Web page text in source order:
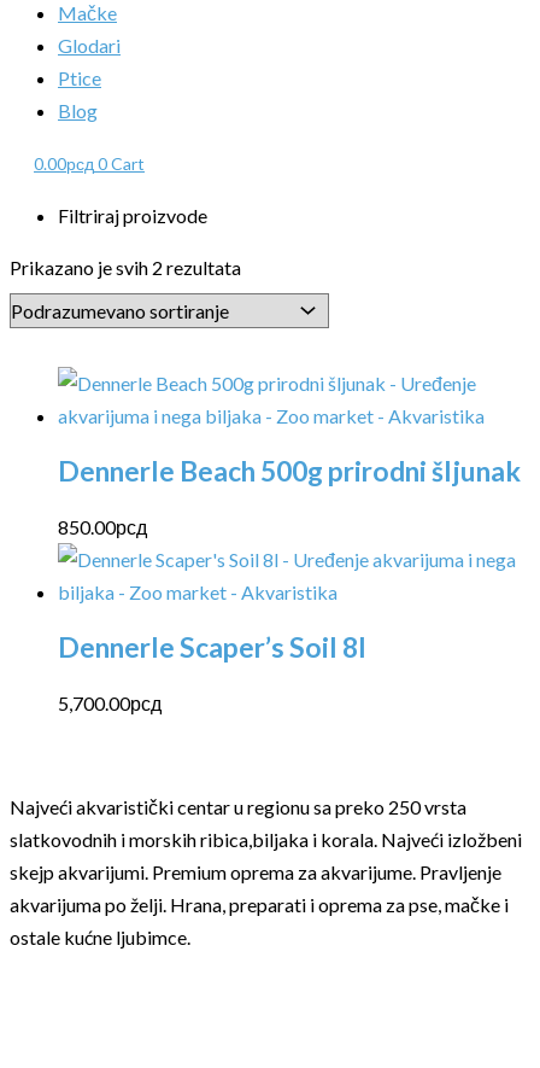
Mačke
Glodari
Ptice
Blog
0.00рсд 0Cart
Filtriraj proizvode
Prikazano je svih 2 rezultata
Dennerle Beach 500g prirodni šljunak
850.00рсд
Dennerle Scaper’s Soil 8l
5,700.00рсд
Najveći akvaristički centar u regionu sa preko 250 vrsta
slatkovodnih i morskih ribica,biljaka i korala. Najveći izložbeni
skejp akvarijumi. Premium oprema za akvarijume. Pravljenje
akvarijuma po želji. Hrana, preparati i oprema za pse, mačke i
ostale kućne ljubimce.